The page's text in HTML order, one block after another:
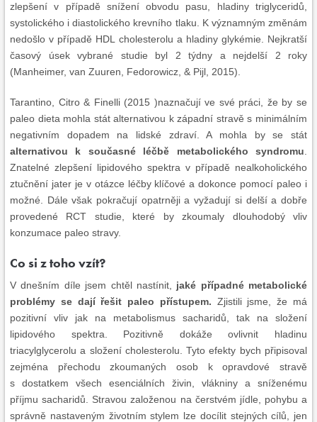
zlepšení v případě snížení obvodu pasu, hladiny triglyceridů,
systolického i diastolického krevního tlaku. K významným změnám
nedošlo v případě HDL cholesterolu a hladiny glykémie. Nejkratší
časový úsek vybrané studie byl 2 týdny a nejdelší 2 roky
(Manheimer, van Zuuren, Fedorowicz, & Pijl, 2015).
Tarantino, Citro & Finelli (2015 )naznačují ve své práci, že by se
paleo dieta mohla stát alternativou k západní stravě s minimálním
negativním dopadem na lidské zdraví. A mohla by se stát
alternativou k současné léčbě metabolického syndromu
Znatelné zlepšení lipidového spektra v případě nealkoholického
ztučnění jater je v otázce léčby klíčové a dokonce pomocí paleo i
možné. Dále však pokračují opatrněji a vyžadují si delší a dobře
provedené RCT studie, které by zkoumaly dlouhodobý vliv
konzumace paleo stravy.
Co si z toho vzít?
V dnešním díle jsem chtěl nastínit,
jaké případné metabolické
problémy se dají řešit paleo přístupem. Zjistili jsme, že má
pozitivní vliv jak na metabolismus sacharidů, tak na složení
lipidového spektra. Pozitivně dokáže ovlivnit hladinu
triacylglycerolu a složení cholesterolu. Tyto efekty bych připisoval
zejména přechodu zkoumaných osob k opravdové stravě
s dostatkem všech esenciálních živin, vlákniny a sníženému
příjmu sacharidů. Stravou založenou na čerstvém jídle, pohybu a
správně nastaveným životním stylem lze docílit stejných cílů, jen